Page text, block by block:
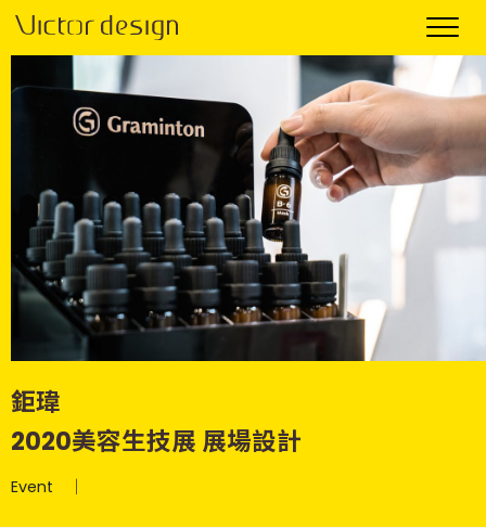
鉅瑋
2020美容生技展 展場設計
Event